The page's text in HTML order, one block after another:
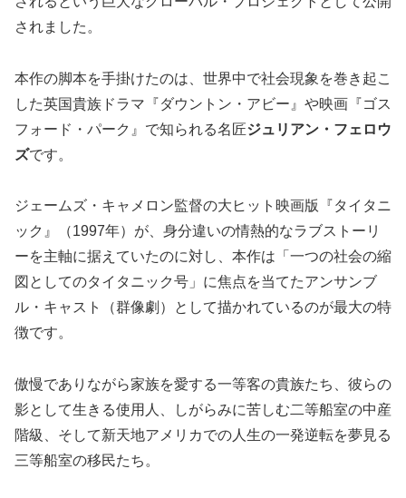
されました。
本作の脚本を手掛けたのは、世界中で社会現象を巻き起こ
した英国貴族ドラマ『ダウントン・アビー』や映画『ゴス
フォード・パーク』で知られる名匠ジュリアン・フェロウ
ズです。
ジェームズ・キャメロン監督の大ヒット映画版『タイタニ
ック』（1997年）が、身分違いの情熱的なラブストーリ
ーを主軸に据えていたのに対し、本作は「一つの社会の縮
図としてのタイタニック号」に焦点を当てたアンサンブ
ル・キャスト（群像劇）として描かれているのが最大の特
徴です。
傲慢でありながら家族を愛する一等客の貴族たち、彼らの
影として生きる使用人、しがらみに苦しむ二等船室の中産
階級、そして新天地アメリカでの人生の一発逆転を夢見る
三等船室の移民たち。